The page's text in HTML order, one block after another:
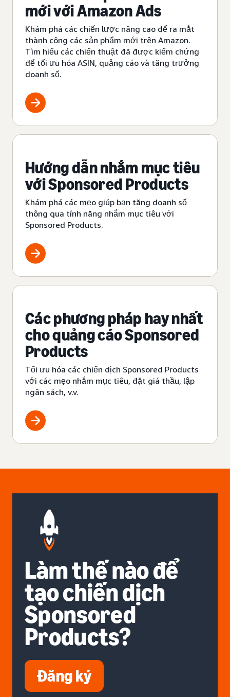
mới với Amazon Ads
Khám phá các chiến lược nâng cao để ra mắt
thành công các sản phẩm mới trên Amazon.
Tìm hiểu các chiến thuật đã được kiểm chứng
để tối ưu hóa ASIN, quảng cáo và tăng trưởng
doanh số.
Hướng dẫn nhắm mục tiêu
với Sponsored Products
Khám phá các mẹo giúp bạn tăng doanh số
thông qua tính năng nhắm mục tiêu với
Sponsored Products.
Các phương pháp hay nhất
cho quảng cáo Sponsored
Products
Tối ưu hóa các chiến dịch Sponsored Products
với các mẹo nhắm mục tiêu, đặt giá thầu, lập
ngân sách, v.v.
Làm thế nào để
tạo chiến dịch
Sponsored
Products?
Đăng ký